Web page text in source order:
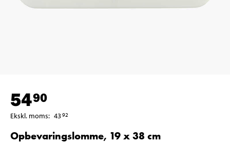
5490
Ekskl. moms: 4392
Opbevaringslomme, 19 x 38 cm